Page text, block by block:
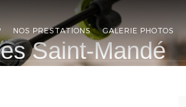
NOS PRESTATIONS GALERIE PHOTOS
Saint-Mandé